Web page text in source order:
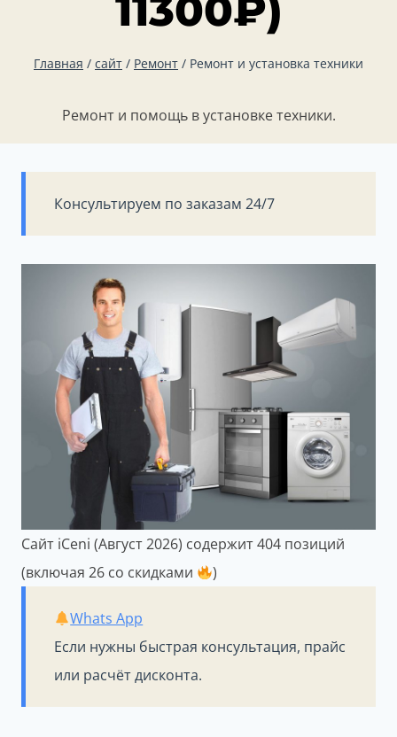
11300₽)
Главная / сайт / Ремонт / Ремонт и установка техники
Ремонт и помощь в установке техники.
Консультируем по заказам 24/7
Сайт iCeni (Август 2026) содержит 404 позиций
(включая 26 со скидками
)
Если нужны быстрая консультация, прайс
или расчёт дисконта.
Whats App